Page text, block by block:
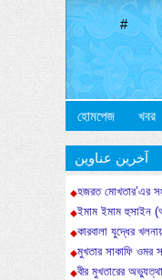
#
হোমপেজ খবর
آخرین عناوین
হজরত মোখতার’এর
ইমাম ইমাম হুসাইন
কারবালা যুদ্ধের
মুখতার সাকাফি ওমর
বীর মুখতারের